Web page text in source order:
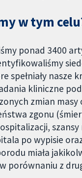
w tym
ponad 3400
spełniały nasze
kliniczne
zmian masy
zgonu
po wypisie
miała
porównaniu z